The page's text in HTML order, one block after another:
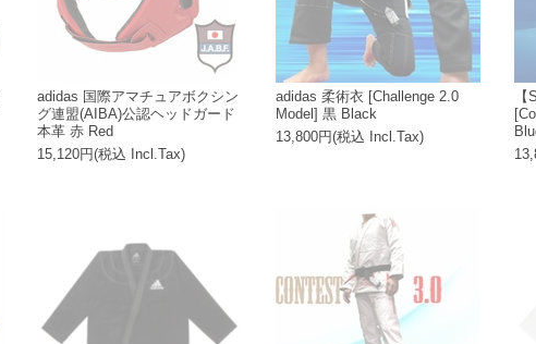
adidas 国際アマチュアボクシン
グ連盟(AIBA)公認ヘッドガード
本革 赤 Red
15,120円(税込 Incl.Tax)
adidas 柔術衣 [Challenge 2.0
Model] 黒 Black
13,800円(税込 Incl.Tax)